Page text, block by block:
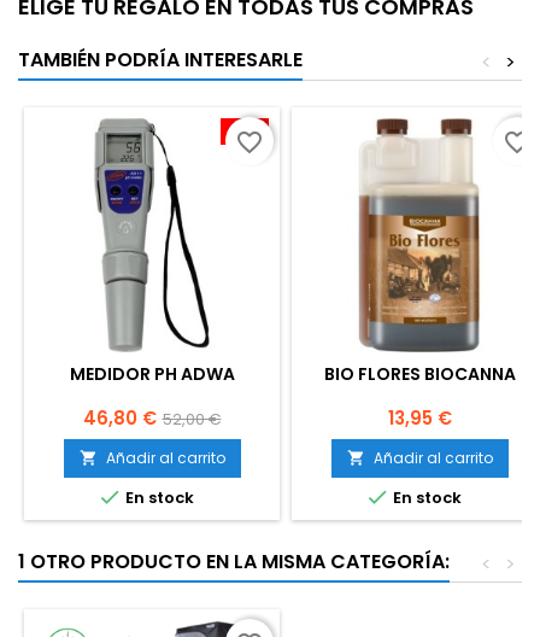
ELIGE TU REGALO EN TODAS TUS COMPRAS
TAMBIÉN PODRÍA INTERESARLE >
<
-10%
MEDIDOR PH ADWA
Precio
46,80 € Precio
base
52,00 €
 Añadir al carrito
 En stock
favorite_border
BIO FLORES BIOCANNA
Precio
13,95 €
 Añadir al carrito
 En stock
favorite_border
1 OTRO PRODUCTO EN LA MISMA CATEGORÍA: >
<